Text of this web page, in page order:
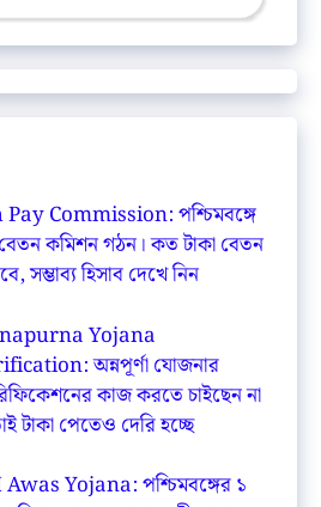
Commission: পশ্চিমবঙ্গে
কমিশন গঠন। কত টাকা বেতন
সম্ভাব্য হিসাব দেখে নিন
Yojana
অন্নপূর্ণা যোজনার
কাজ করতে চাইছেন না
টাকা পেতেও দেরি হচ্ছে
Yojana: পশ্চিমবঙ্গের ১